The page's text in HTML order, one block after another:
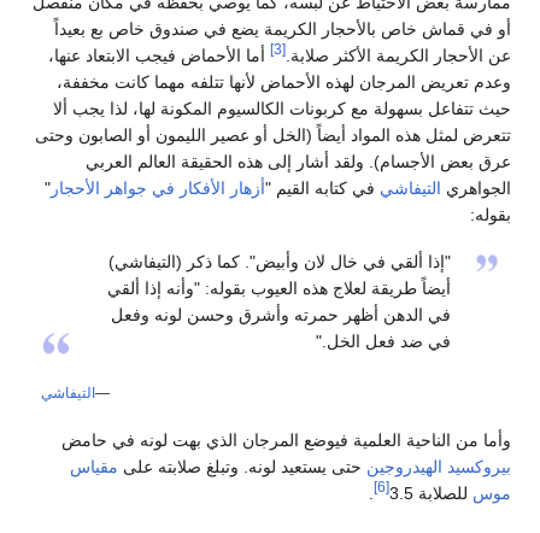
أو في قماش خاص بالأحجار الكريمة يضع في صندوق خاص بع بعيداً
عن الأحجار الكريمة الأكثر صلابة.[3]
أما الأحماض فيجب الابتعاد عنها،
وعدم تعريض المرجان لهذه الأحماض لأنها تتلفه مهما كانت مخففة،
حيث تتفاعل بسهولة مع كربونات الكالسيوم المكونة لها، لذا يجب ألا
تتعرض لمثل هذه المواد أيضاً (الخل أو عصير الليمون أو الصابون وحتى
عرق بعض الأجسام). ولقد أشار إلى هذه الحقيقة العالم العربي
الجواهري التيفاشي في كتابه القيم "أزهار الأفكار في جواهر الأحجار "
بقوله:
"إذا ألقي في خال لان وأبيض". كما ذكر (التيفاشي)
أيضاً طريقة لعلاج هذه العيوب بقوله: "وأنه إذا ألقي
في الدهن أظهر حمرته وأشرق وحسن لونه وفعل
في ضد فعل الخل."
— التيفاشي
وأما من الناحية العلمية فيوضع المرجان الذي بهت لونه في حامض
بيروكسيد الهيدروجين حتى يستعيد لونه. وتبلغ صلابته على مقياس
موس للصلابة 3.5 [6]
.